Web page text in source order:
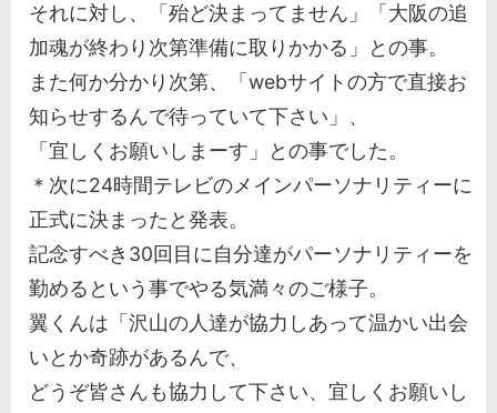
それに対し、「殆ど決まってません」「大阪の追
加魂が終わり次第準備に取りかかる」との事。
また何か分かり次第、「webサイトの方で直接お
知らせするんで待っていて下さい」、
「宜しくお願いしまーす」との事でした。
＊次に24時間テレビのメインパーソナリティーに
正式に決まったと発表。
記念すべき30回目に自分達がパーソナリティーを
勤めるという事でやる気満々のご様子。
翼くんは「沢山の人達が協力しあって温かい出会
いとか奇跡があるんで、
どうぞ皆さんも協力して下さい、宜しくお願いし